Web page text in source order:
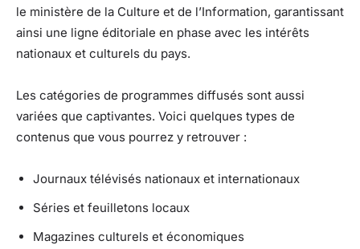
le ministère de la Culture et de l’Information, garantissant
ainsi une ligne éditoriale en phase avec les intérêts
nationaux et culturels du pays.
Les catégories de programmes diffusés sont aussi
variées que captivantes. Voici quelques types de
contenus que vous pourrez y retrouver :
Journaux télévisés nationaux et internationaux
Séries et feuilletons locaux
Magazines culturels et économiques